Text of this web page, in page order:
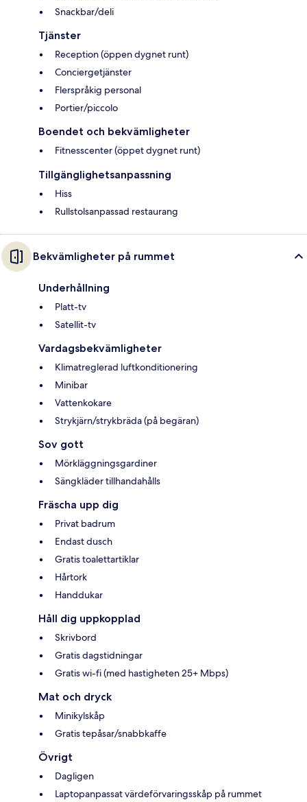
Snackbar/deli
Tjänster
Reception (öppen dygnet runt)
Conciergetjänster
Flerspråkig personal
Portier/piccolo
Boendet och bekvämligheter
Fitnesscenter (öppet dygnet runt)
Tillgänglighetsanpassning
Hiss
Rullstolsanpassad restaurang
Bekvämligheter på rummet
Underhållning
Platt-tv
Satellit-tv
Vardagsbekvämligheter
Klimatreglerad luftkonditionering
Minibar
Vattenkokare
Strykjärn/strykbräda (på begäran)
Sov gott
Mörkläggningsgardiner
Sängkläder tillhandahålls
Fräscha upp dig
Privat badrum
Endast dusch
Gratis toalettartiklar
Hårtork
Handdukar
Håll dig uppkopplad
Skrivbord
Gratis dagstidningar
Gratis wi-fi (med hastigheten 25+ Mbps)
Mat och dryck
Minikylskåp
Gratis tepåsar/snabbkaffe
Övrigt
Dagligen
Laptopanpassat värdeförvaringsskåp på rummet